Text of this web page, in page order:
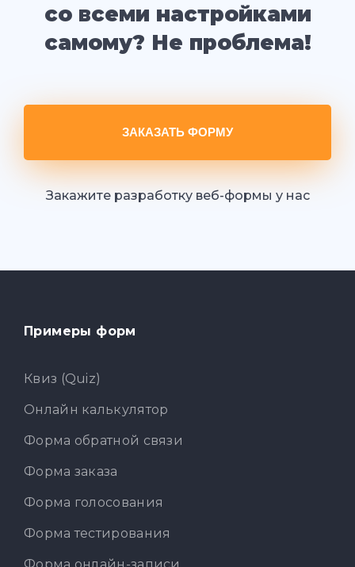
со всеми настройками
самому? Не проблема!
ЗАКАЗАТЬ ФОРМУ
Закажите разработку веб-формы у нас
Примеры форм
Квиз (Quiz)
Онлайн калькулятор
Форма обратной связи
Форма заказа
Форма голосования
Форма тестирования